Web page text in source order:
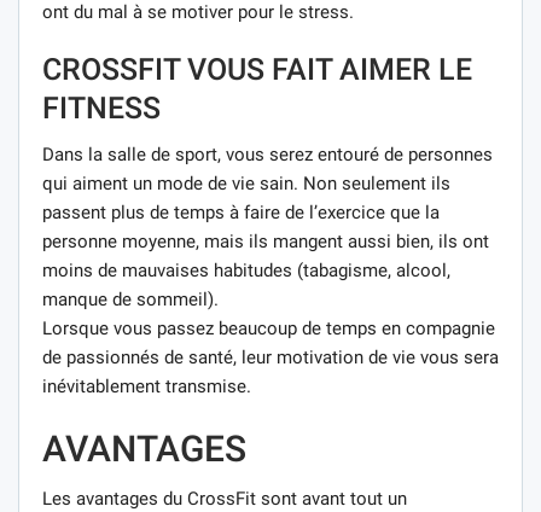
ont du mal à se motiver pour le stress.
CROSSFIT VOUS FAIT AIMER LE
FITNESS
Dans la salle de sport, vous serez entouré de personnes
qui aiment un mode de vie sain. Non seulement ils
passent plus de temps à faire de l’exercice que la
personne moyenne, mais ils mangent aussi bien, ils ont
moins de mauvaises habitudes (tabagisme, alcool,
manque de sommeil).
Lorsque vous passez beaucoup de temps en compagnie
de passionnés de santé, leur motivation de vie vous sera
inévitablement transmise.
AVANTAGES
Les avantages du CrossFit sont avant tout un